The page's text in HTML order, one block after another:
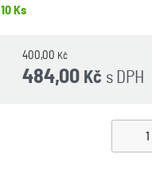
10 Ks
400,00 Kč
s DPH
484,00 Kč